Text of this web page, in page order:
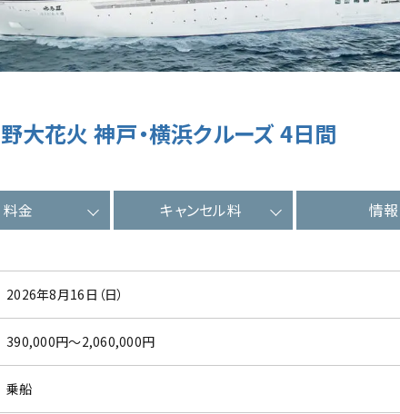
大花火 神戸・横浜クルーズ 4日間
料金 キャンセル料 情報
2026年8月16日（日）
390,000円～2,060,000円
乗船